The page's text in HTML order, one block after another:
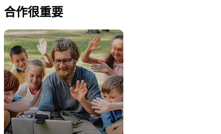
合作很重要